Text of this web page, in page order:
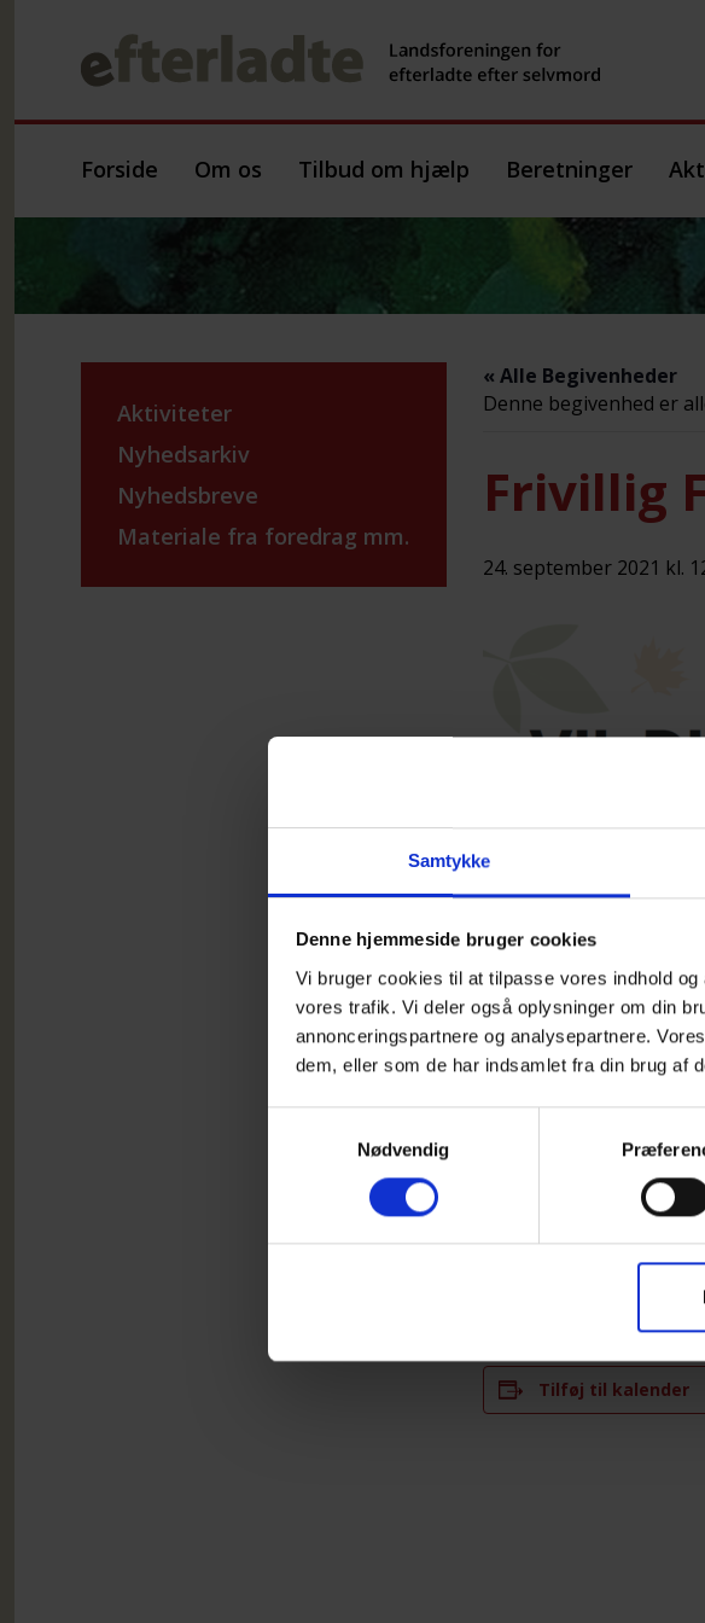
Samtykke
Denne hjemmeside bruger cookies
Vi bruger cookies til at tilpasse vores indhold
vores trafik. Vi deler også oplysninger om din
annonceringspartnere og analysepartnere.
dem, eller som de har indsamlet fra din brug af
Nødvendig
Forside Om os Tilbud om hjælp Beretninger
« Alle Begivenheder
Denne begivenhed er
Frivillig
24. september 2021 kl.
Frivillig Fredag –
Alle er velkommen
Kontaktpersoner
Hanne Tang, tlf. 22
Lisbeth og Anders
Tilføj til kalender
Aktiviteter
Nyhedsarkiv
Nyhedsbreve
Materiale fra foredrag mm.